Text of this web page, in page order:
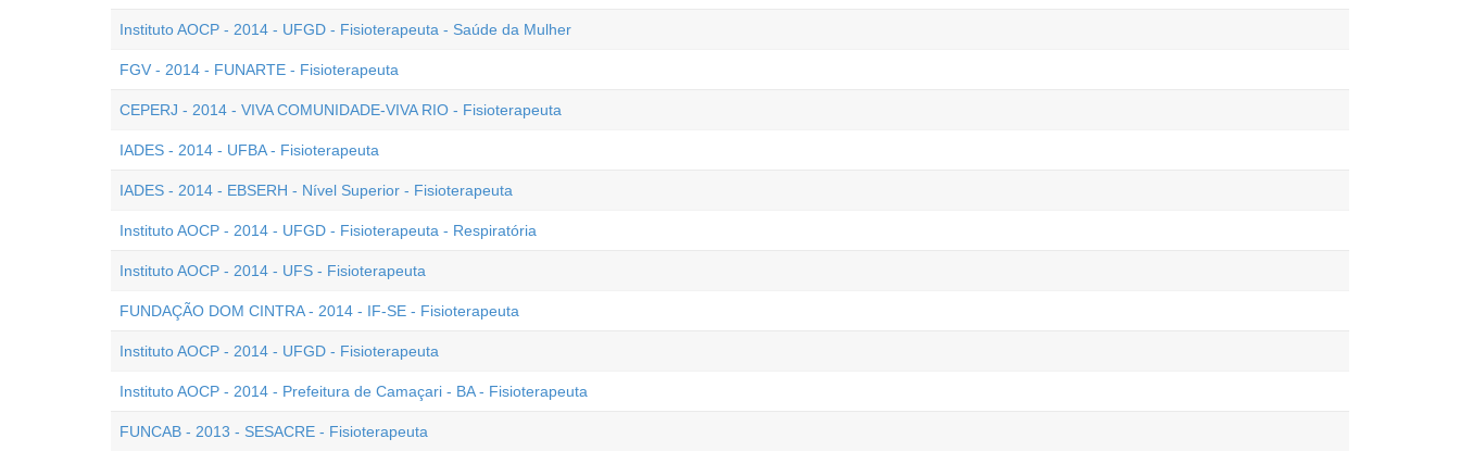
Instituto AOCP - 2014 - UFGD - Fisioterapeuta - Saúde da Mulher
FGV - 2014 - FUNARTE - Fisioterapeuta
CEPERJ - 2014 - VIVA COMUNIDADE-VIVA RIO - Fisioterapeuta
IADES - 2014 - UFBA - Fisioterapeuta
IADES - 2014 - EBSERH - Nível Superior - Fisioterapeuta
Instituto AOCP - 2014 - UFGD - Fisioterapeuta - Respiratória
Instituto AOCP - 2014 - UFS - Fisioterapeuta
FUNDAÇÃO DOM CINTRA - 2014 - IF-SE - Fisioterapeuta
Instituto AOCP - 2014 - UFGD - Fisioterapeuta
Instituto AOCP - 2014 - Prefeitura de Camaçari - BA - Fisioterapeuta
FUNCAB - 2013 - SESACRE - Fisioterapeuta